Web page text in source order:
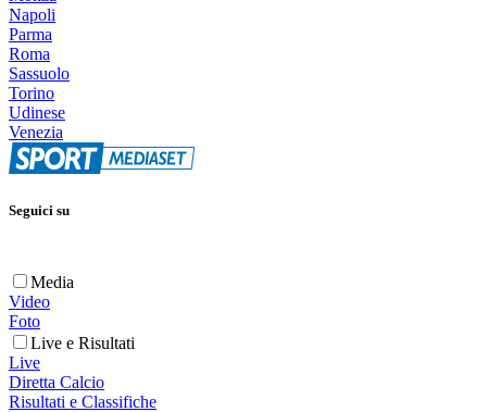
Napoli
Parma
Roma
Sassuolo
Torino
Udinese
Venezia
Seguici su
Media
Video
Foto
Live e Risultati
Live
Diretta Calcio
Risultati e Classifiche